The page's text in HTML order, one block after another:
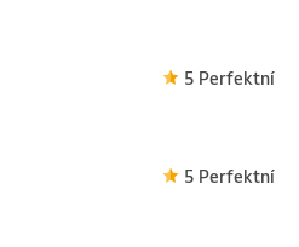
5 Perfektní
5 Perfektní